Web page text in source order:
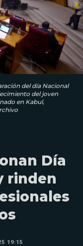
del día Nacional
del joven
en Kabul,
Día
rinden
19:15